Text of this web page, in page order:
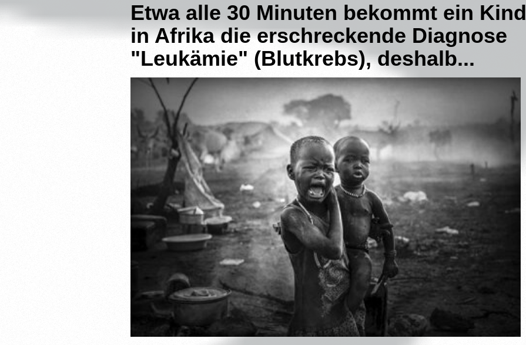
Etwa alle 30 Minuten bekommt ein Kind
in Afrika die erschreckende Diagnose
"Leukämie" (Blutkrebs), deshalb...